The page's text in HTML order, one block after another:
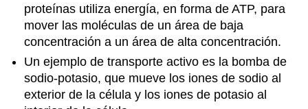
proteínas utiliza energía, en forma de ATP, para
mover las moléculas de un área de baja
concentración a un área de alta concentración.
Un ejemplo de transporte activo es la bomba de
sodio-potasio, que mueve los iones de sodio al
exterior de la célula y los iones de potasio al